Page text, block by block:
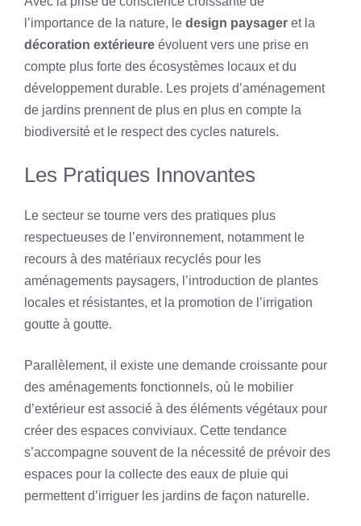
l’importance de la nature, le design paysager et la
décoration extérieure évoluent vers une prise en
compte plus forte des écosystèmes locaux et du
développement durable. Les projets d’aménagement
de jardins prennent de plus en plus en compte la
biodiversité et le respect des cycles naturels.
Les Pratiques Innovantes
Le secteur se tourne vers des pratiques plus
respectueuses de l’environnement, notamment le
recours à des matériaux recyclés pour les
aménagements paysagers, l’introduction de plantes
locales et résistantes, et la promotion de l’irrigation
goutte à goutte.
Parallèlement, il existe une demande croissante pour
des aménagements fonctionnels, où le mobilier
d’extérieur est associé à des éléments végétaux pour
créer des espaces conviviaux. Cette tendance
s’accompagne souvent de la nécessité de prévoir des
espaces pour la collecte des eaux de pluie qui
permettent d’irriguer les jardins de façon naturelle.